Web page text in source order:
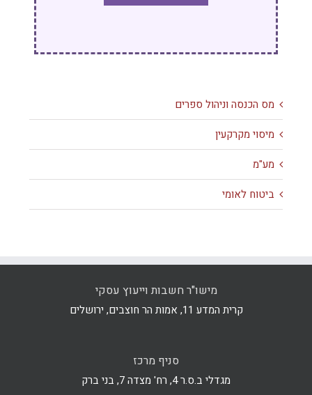
מס הכנסה וניהול ספרים
מיסוי מקרקעין
מע"מ
ביטוח לאומי
מישו"ר חשבות וייעוץ עסקי
קרית המדע 11, אמות הר חוצבים, ירושלים
סניף מרכז
מגדלי ב.ס.ר 4, רח' מצדה 7, בני ברק